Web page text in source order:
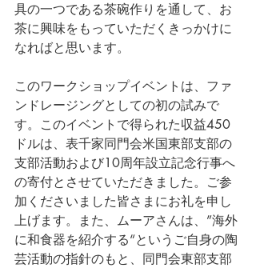
具の一つである茶碗作りを通して、お
茶に興味をもっていただくきっかけに
なればと思います。
このワークショップイベントは、ファ
ンドレージングとしての初の試みで
す。このイベントで得られた収益450
ドルは、表千家同門会米国東部支部の
支部活動および10周年設立記念行事へ
の寄付とさせていただきました。ご参
加くださいました皆さまにお礼を申し
上げます。また、ムーアさんは、”海外
に和食器を紹介する“というご自身の陶
芸活動の指針のもと、同門会東部支部